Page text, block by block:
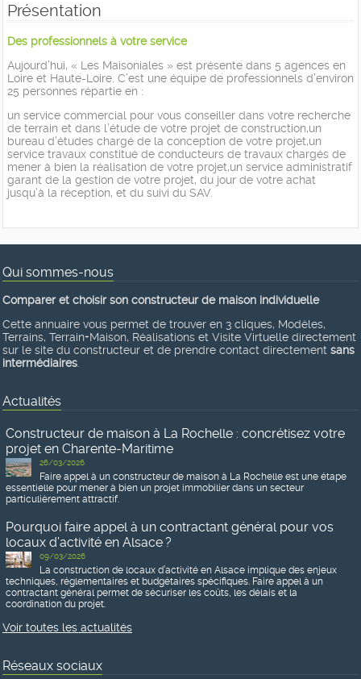
Présentation
Des professionnels à votre service
Aujourd’hui, « Les Maisoniales » est présente dans 5 agences en
Loire et Haute-Loire. C’est une équipe de professionnels d’environ
25 personnes répartie en :
un service commercial pour vous conseiller dans votre recherche
de terrain et dans l’étude de votre projet de construction,un
bureau d’études chargé de la conception de votre projet,un
service travaux constitué de conducteurs de travaux chargés de
mener à bien la réalisation de votre projet,un service administratif
garant de la gestion de votre projet, du jour de votre achat
jusqu’à la réception, et du suivi du SAV.
Qui sommes-nous
Comparer et choisir son constructeur de maison individuelle
Cette annuaire vous permet de trouver en 3 cliques, Modèles,
Terrains, Terrain+Maison, Réalisations et Visite Virtuelle directement
sur le site du constructeur et de prendre contact directement sans
intermédiaires.
Actualités
Constructeur de maison à La Rochelle : concrétisez votre
projet en Charente-Maritime
26/03/2026
Faire appel à un constructeur de maison à La Rochelle est une étape
essentielle pour mener à bien un projet immobilier dans un secteur
particulièrement attractif.
Pourquoi faire appel à un contractant général pour vos
locaux d’activité en Alsace ?
09/03/2026
La construction de locaux d’activité en Alsace implique des enjeux
techniques, réglementaires et budgétaires spécifiques. Faire appel à un
contractant général permet de sécuriser les coûts, les délais et la
coordination du projet.
Voir toutes les actualités
Réseaux sociaux